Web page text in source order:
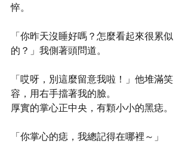
悴。
「你昨天沒睡好嗎？怎麼看起來很累似
的？」我側著頭問道。
「哎呀，別這麼留意我啦！」他堆滿笑
容，用右手擋著我的臉。
厚實的掌心正中央，有顆小小的黑痣。
「你掌心的痣，我總記得在哪裡～」